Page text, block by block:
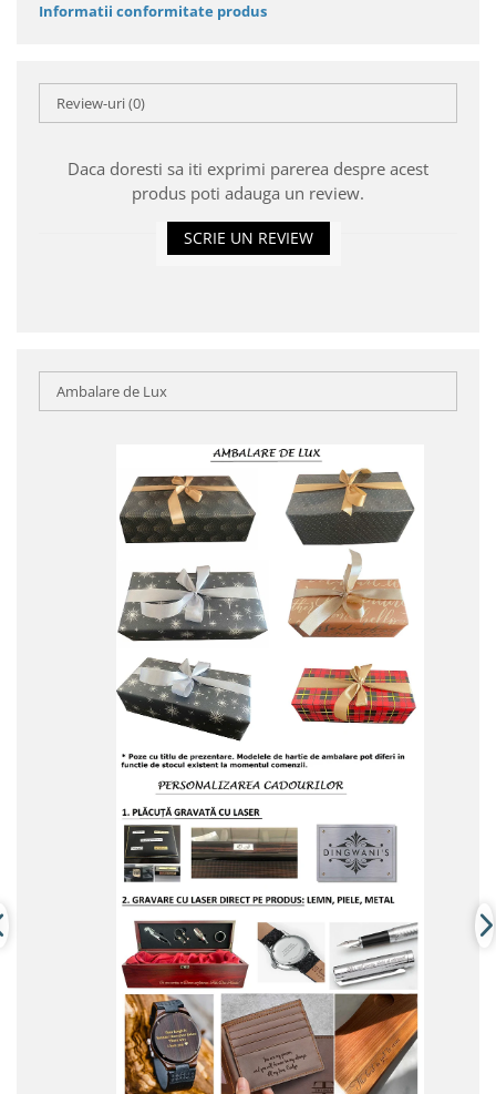
Informatii conformitate produs
Review-uri(0)
Daca doresti sa iti exprimi parerea despre acest
produs poti adauga un review.
SCRIE UN REVIEW
Ambalare de Lux